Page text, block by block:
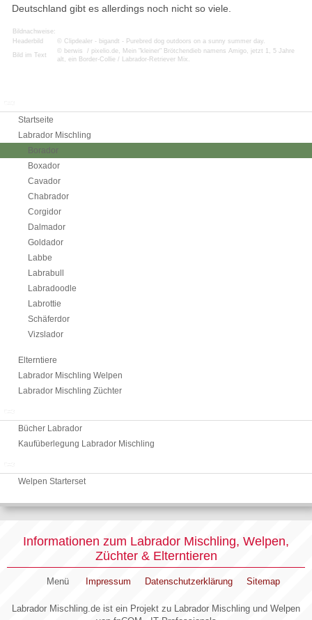
Deutschland gibt es allerdings noch nicht so viele.
Bildnachweise:
Headerbild
© Clipdealer - bigandt - Purebred dog outdoors on a sunny summer day.
Bild im Text
© berwis / pixelio.de, Mein "kleiner" Brötchendieb namens Amigo, jetzt 1, 5 Jahre
alt, ein Border-Collie / Labrador-Retriever Mix.
Startseite
Labrador Mischling
Borador
Boxador
Cavador
Chabrador
Corgidor
Dalmador
Goldador
Labbe
Labrabull
Labradoodle
Labrottie
Schäferdor
Vizslador
Elterntiere
Labrador Mischling Welpen
Labrador Mischling Züchter
Bücher Labrador
Kaufüberlegung Labrador Mischling
Welpen Starterset
Informationen zum Labrador Mischling, Welpen,
Züchter & Elterntieren
Menü Impressum Datenschutzerklärung Sitemap
Labrador Mischling.de ist ein Projekt zu Labrador Mischling und Welpen